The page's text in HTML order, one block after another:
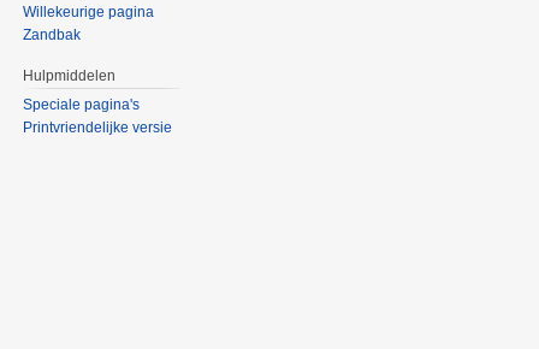
Willekeurige pagina
Zandbak
Hulpmiddelen
Speciale pagina's
Printvriendelijke versie